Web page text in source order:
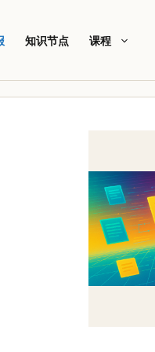
知识节点 课程